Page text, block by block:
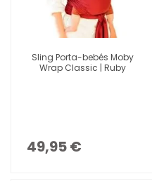
Sling Porta-bebés Moby
Wrap Classic | Ruby
49,95 €